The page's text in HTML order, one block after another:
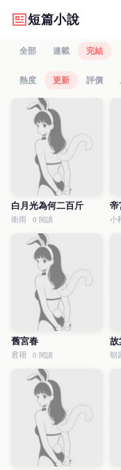
短篇小說
全部 連載 完結
熱度 更新 評價
白月光為何二百斤
衛雨 0 閱讀
帝
小
舊宮春
君祤 0 閱讀
故
朝